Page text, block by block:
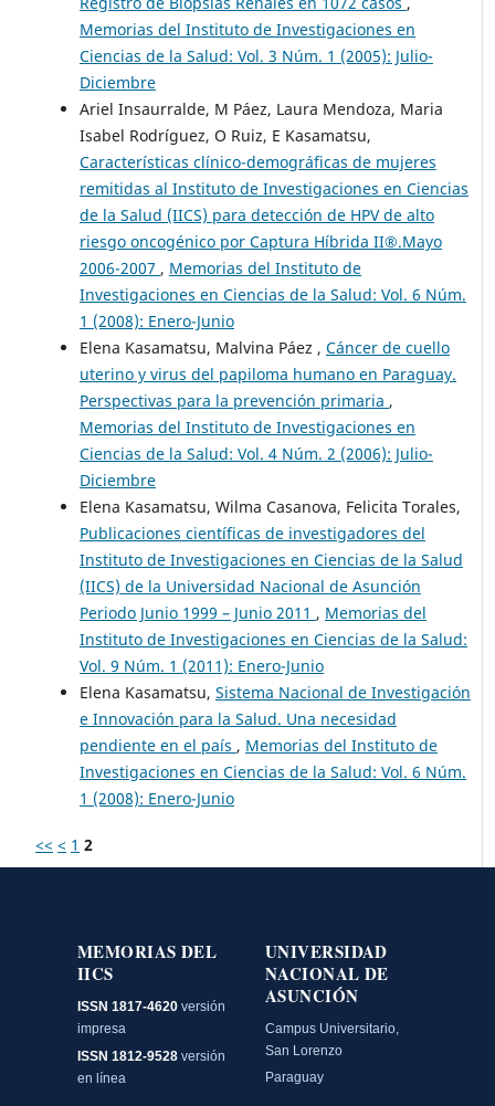
Memorias del Instituto de Investigaciones en
Ciencias de la Salud: Vol. 3 Núm. 1 (2005): Julio-
Diciembre
Ariel Insaurralde, M Páez, Laura Mendoza, Maria
Isabel Rodríguez, O Ruiz, E Kasamatsu,
Características clínico-demográficas de mujeres
remitidas al Instituto de Investigaciones en Ciencias
de la Salud (IICS) para detección de HPV de alto
riesgo oncogénico por Captura Híbrida II®.Mayo
2006-2007 , Memorias del Instituto de
Investigaciones en Ciencias de la Salud: Vol. 6 Núm.
1 (2008): Enero-Junio
Elena Kasamatsu, Malvina Páez , Cáncer de cuello
uterino y virus del papiloma humano en Paraguay.
Perspectivas para la prevención primaria ,
Memorias del Instituto de Investigaciones en
Ciencias de la Salud: Vol. 4 Núm. 2 (2006): Julio-
Diciembre
Elena Kasamatsu, Wilma Casanova, Felicita Torales,
Publicaciones científicas de investigadores del
Instituto de Investigaciones en Ciencias de la Salud
(IICS) de la Universidad Nacional de Asunción
Periodo Junio 1999 – Junio 2011 , Memorias del
Instituto de Investigaciones en Ciencias de la Salud:
Vol. 9 Núm. 1 (2011): Enero-Junio
Elena Kasamatsu, Sistema Nacional de Investigación
e Innovación para la Salud. Una necesidad
pendiente en el país , Memorias del Instituto de
Investigaciones en Ciencias de la Salud: Vol. 6 Núm.
1 (2008): Enero-Junio
<< < 1 2
MEMORIAS DEL
IICS
ISSN 1817-4620 versión
impresa
ISSN 1812-9528 versión
en línea
UNIVERSIDAD
NACIONAL DE
ASUNCIÓN
Campus Universitario,
San Lorenzo
Paraguay